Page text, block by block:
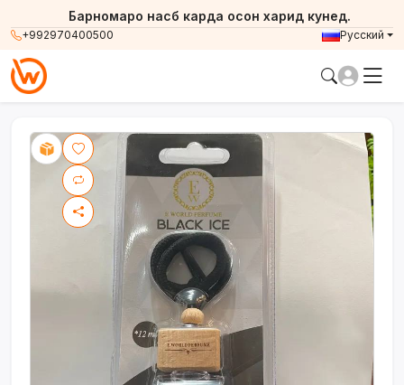
+992970400500
Барномаро насб карда осон харид кунед.
Русский